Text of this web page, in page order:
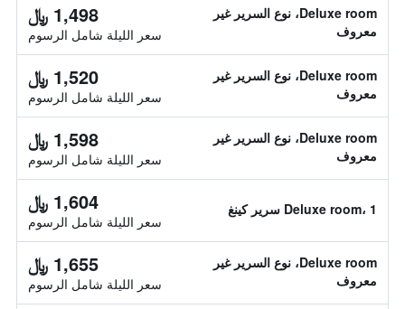
Deluxe room، نوع السرير غير
معروف
1,498 ﷼
سعر الليلة شامل الرسوم
Deluxe room، نوع السرير غير
معروف
1,520 ﷼
سعر الليلة شامل الرسوم
Deluxe room، نوع السرير غير
معروف
1,598 ﷼
سعر الليلة شامل الرسوم
Deluxe room، 1 سرير كينغ 1,604 ﷼
سعر الليلة شامل الرسوم
Deluxe room، نوع السرير غير
معروف
1,655 ﷼
سعر الليلة شامل الرسوم